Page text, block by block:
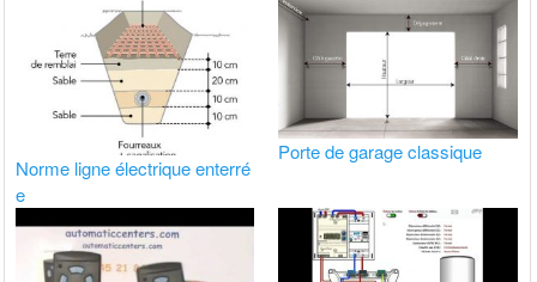
Norme ligne électrique enterré
e
Porte de garage classique